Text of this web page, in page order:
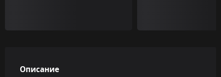
Описание